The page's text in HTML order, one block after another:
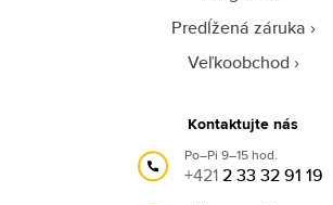
Predĺžená záruka
Veľkoobchod
Kontaktujte nás
Po–Pi 9–15 hod.
+4212 33 32 91 19